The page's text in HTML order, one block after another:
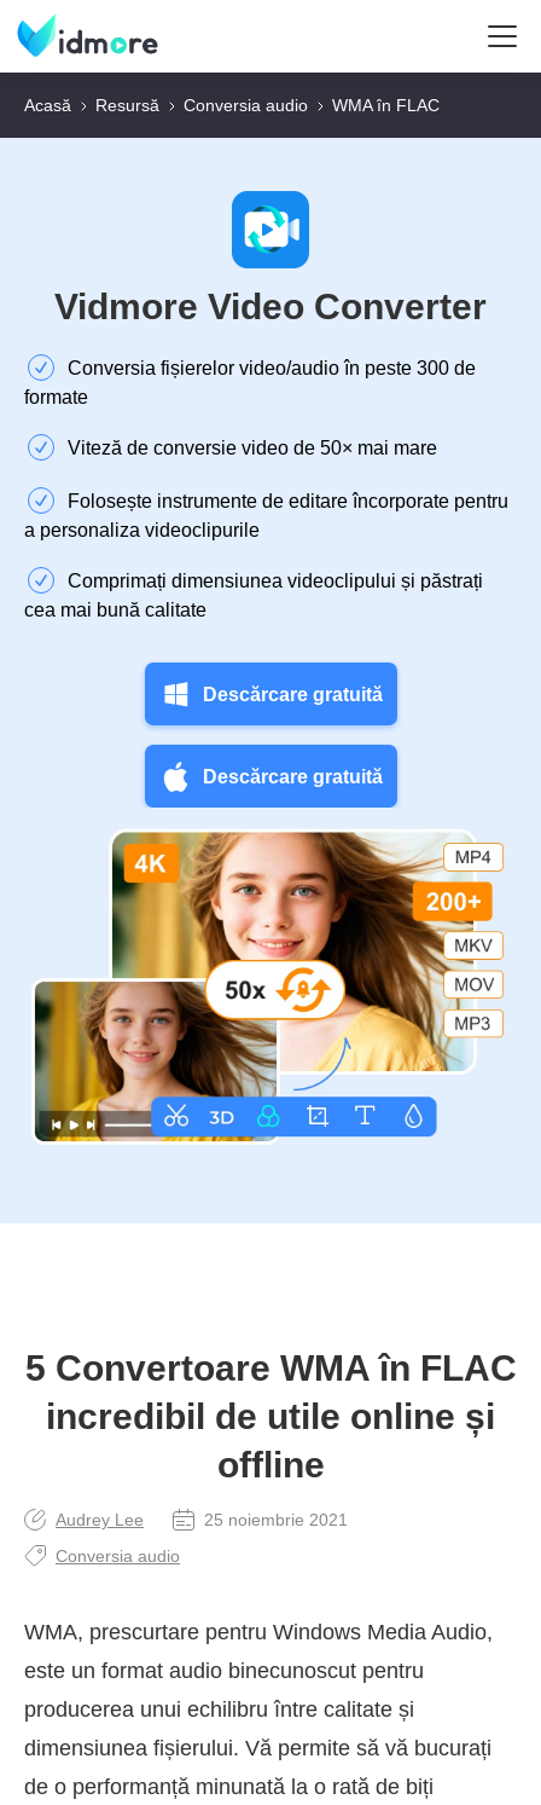
Acasă Resursă Conversia audio WMA în FLAC
Vidmore Video Converter
Conversia fișierelor video/audio în peste 300 de
formate
Viteză de conversie video de 50× mai mare
Folosește instrumente de editare încorporate pentru
a personaliza videoclipurile
Comprimați dimensiunea videoclipului și păstrați
cea mai bună calitate
Descărcare gratuită
Descărcare gratuită
5 Convertoare WMA în FLAC
incredibil de utile online și
offline
Audrey Lee
25 noiembrie 2021
Conversia audio
WMA, prescurtare pentru Windows Media Audio,
este un format audio binecunoscut pentru
producerea unui echilibru între calitate și
dimensiunea fișierului. Vă permite să vă bucurați
de o performanță minunată la o rată de biți